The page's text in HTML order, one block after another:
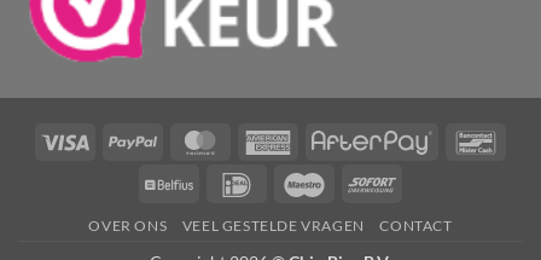
Visa PayPal MasterCardAmerican
AfterPay
Belfius IDeal Maestro Sofort
OVER ONS VEEL GESTELDE VRAGEN CONTACT